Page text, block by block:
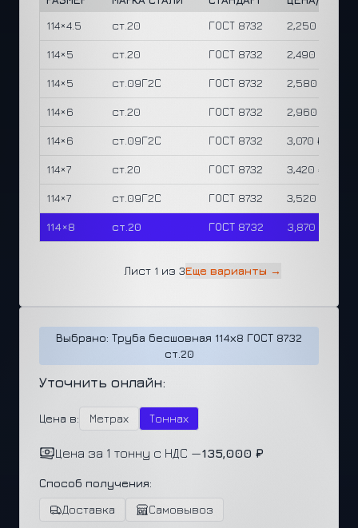
114×4.5
ст.20 ГОСТ 8732 2,250 ₽
114×5 ст.20 ГОСТ 8732 2,490 ₽
114×5 ст.09Г2С ГОСТ 8732 2,580 ₽
114×6 ст.20 ГОСТ 8732 2,960 ₽
114×6 ст.09Г2С ГОСТ 8732 3,070 ₽
114×7 ст.20 ГОСТ 8732 3,420 ₽
114×7 ст.09Г2С ГОСТ 8732 3,520 ₽
114×8 ст.20 ГОСТ 8732 3,870 ₽
Лист 1 из 3Еще варианты →
Выбрано: Труба бесшовная 114х8 ГОСТ 8732
ст.20
Уточнить онлайн:
Цена в: Метрах Тоннах
Цена за 1 тонну с НДС —135,000 ₽
Способ получения:
Доставка
Самовывоз